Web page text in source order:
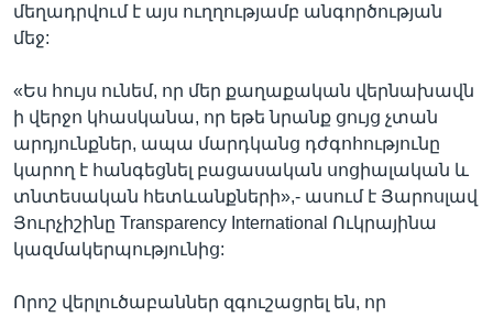
մեղադրվում է այս ուղղությամբ անգործության
մեջ:
«Ես հույս ունեմ, որ մեր քաղաքական վերնախավն
ի վերջո կհասկանա, որ եթե նրանք ցույց չտան
արդյունքներ, ապա մարդկանց դժգոհությունը
կարող է հանգեցնել բացասական սոցիալական և
տնտեսական հետևանքների»,- ասում է Յարոսլավ
Յուրչիշինը Transparency International Ուկրայինա
կազմակերպությունից:
Որոշ վերլուծաբաններ զգուշացրել են, որ